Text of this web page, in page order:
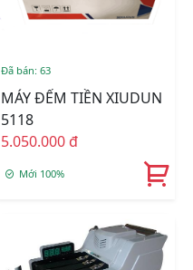
Đã bán: 63
MÁY ĐẾM TIỀN XIUDUN
5118
5.050.000 đ
Mới 100%